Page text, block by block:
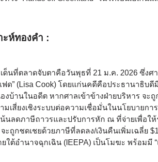
ะห์ทองคำ :
ด็นที่ตลาดจับตาคือวันพุธที่ 21 ม.ค. 2026 ซึ่ง
ฟด” (Lisa Cook) โดยแก่นคดีคือประธานาธิบดี
งบ้านในอดีต หากศาลเข้าข้างฝ่ายบริหาร จ
มเสี่ยงเชิงระบบต่อความเชื่อมั่นในนโยบายกา
น้นลดภาษีถาวรและปรับการหัก ณ ที่จ่ายเพื่อ
จะถูกชดเชยด้วยภาษีที่ลดลง/เงินคืนเพิ่มเฉลี่ย
ใต้อำนาจฉุกเฉิน (IEEPA) เป็นโมฆะ พร้อมมี